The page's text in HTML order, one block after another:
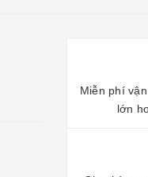
Miễn phí
lớn